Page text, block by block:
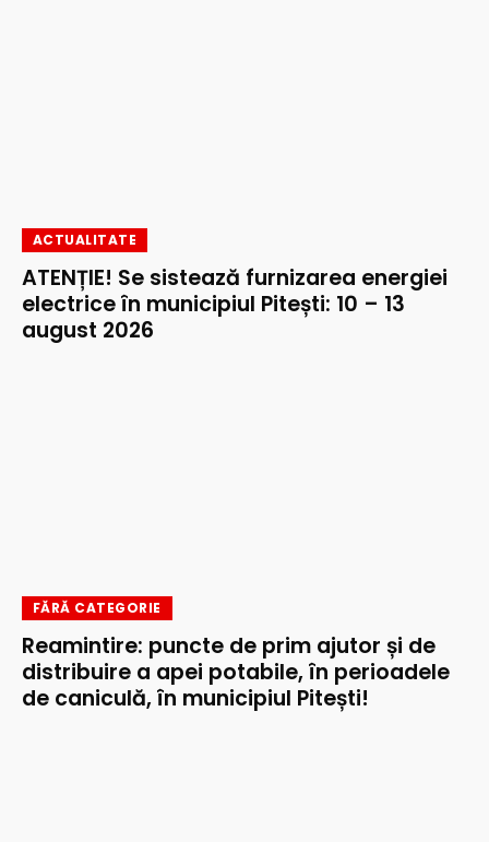
ACTUALITATE
ATENȚIE! Se sistează furnizarea energiei
electrice în municipiul Pitești: 10 – 13
august 2026
FĂRĂ CATEGORIE
Reamintire: puncte de prim ajutor și de
distribuire a apei potabile, în perioadele
de caniculă, în municipiul Pitești!